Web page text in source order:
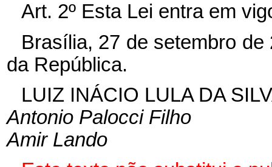
Art. 2º Esta Lei entra em
Brasília, 27 de setembro de
da República.
LUIZ INÁCIO LULA DA
Antonio Palocci Filho
Amir Lando